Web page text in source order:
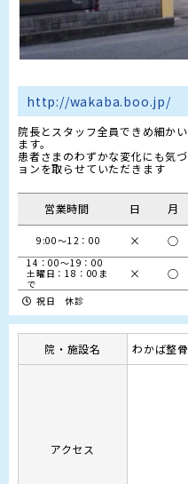
http://wakaba.boo.jp/
院長とスタッフ全員できめ細か
ます。
患者さまのわずかな変化にも気
ョンを取らせていただきます
営業時間 日 月
× ○
14：00～19：00
土曜日：18：00ま
で
× ○
祝日 休診
院・施設名 わかば整
アクセス